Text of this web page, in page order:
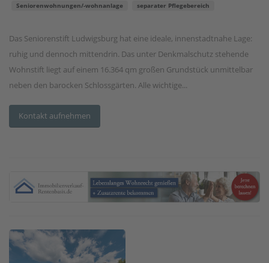
Seniorenwohnungen/-wohnanlage separater Pflegebereich
Das Seniorenstift Ludwigsburg hat eine ideale, innenstadtnahe Lage:
ruhig und dennoch mittendrin. Das unter Denkmalschutz stehende
Wohnstift liegt auf einem 16.364 qm großen Grundstück unmittelbar
neben den barocken Schlossgärten. Alle wichtige...
Kontakt aufnehmen